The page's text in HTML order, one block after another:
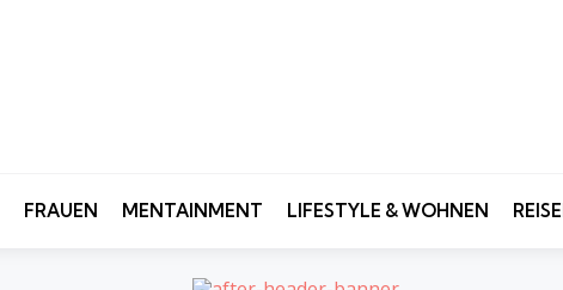
FRAUEN MENTAINMENT LIFESTYLE & WOHNEN